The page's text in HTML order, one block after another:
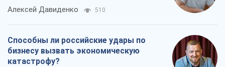
Алексей Давиденко 510
Способны ли российские удары по
бизнесу вызвать экономическую
катастрофу?